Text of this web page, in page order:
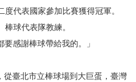
代表國家參加比賽獲得冠軍。
球代表隊教練。
要感謝棒球帶給我的。」
從臺北市立棒球場到大巨蛋，臺灣